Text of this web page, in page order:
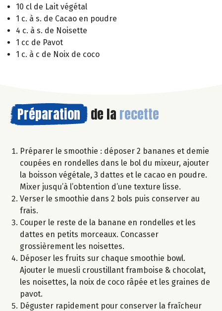
10 cl de Lait végétal
1 c. à s. de Cacao en poudre
4 c. à s. de Noisette
1 cc de Pavot
1 c. à c de Noix de coco
Préparation de la recette
Préparer le smoothie : déposer 2 bananes et demie
coupées en rondelles dans le bol du mixeur, ajouter
la boisson végétale, 3 dattes et le cacao en poudre.
Mixer jusqu’à l’obtention d’une texture lisse.
Verser le smoothie dans 2 bols puis conserver au
frais.
Couper le reste de la banane en rondelles et les
dattes en petits morceaux. Concasser
grossièrement les noisettes.
Déposer les fruits sur chaque smoothie bowl.
Ajouter le muesli croustillant framboise & chocolat,
les noisettes, la noix de coco râpée et les graines de
pavot.
Déguster rapidement pour conserver la fraîcheur